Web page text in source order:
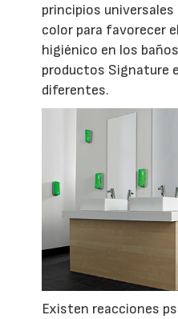
principios universales
color para favorecer
higiénico en los
productos Signature
diferentes.
Existen reacciones